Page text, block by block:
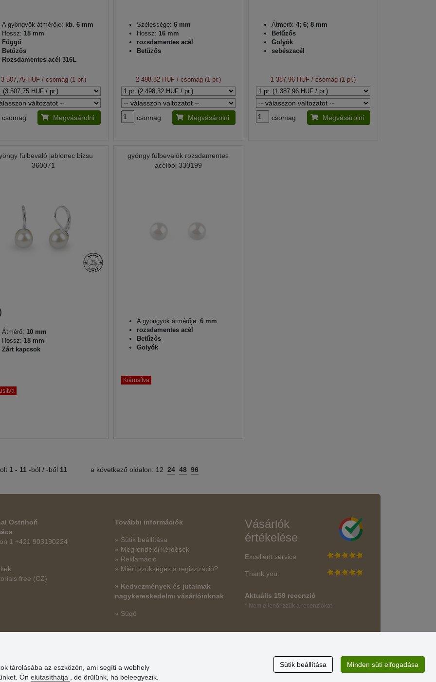
A gyöngyök átmérője: kb. 6 mm
Hossz: 18 mm
Függő
Betűzős
Rozsdamentes acél 316L
3 507,75 HUF/ csomag (1 pr.)
csomag Megvásárolni
Szélessége: 6 mm
Hossz: 16 mm
rozsdamentes acél
Betűzős
2 498,32 HUF/ csomag (1 pr.)
csomag Megvásárolni
Átmérő: 4; 6; 8 mm
Betűzős
Golyók
sebészacél
1 387,96 HUF/ csomag (1 pr.)
csomag Megvásárolni
fülbevaló jablonec bizsu
360071
Átmérő: 10 mm
Hossz: 18 mm
Zárt kapcsok
gyöngy fülbevalók rozsdamentes
acélból 330199
A gyöngyök átmérője: 6 mm
rozsdamentes acél
Betűzős
Golyók
Kiárusítva
1 - 11 -ból / -ből 11 a következő oldalon: 12 24 48 96
Ostrihoň
1 +421 903190224
free (CZ)
További információk
» Sütik beállítása
» Megrendelői kérdések
» Reklamáció
» Miért szükséges a regisztráció?
» Kedvezmények és jutalmak
nagykereskedelmi vásárlóinknak
» Súgó
Vásárlók
értékelése
Excellent service
Thank you.
Aktuális 159 recenzió
* Nem ellenőrizzük a recenziókat
tárolásába az eszközén, ami segíti a webhely
Ön elutasíthatja , de örülünk, ha beleegyezik.
Sütik beállítása Minden süti elfogadása